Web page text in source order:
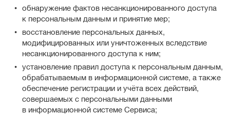
обнаружение фактов несанкционированного доступа
к персональным данным и принятие мер;
восстановление персональных данных,
модифицированных или уничтоженных вследствие
несанкционированного доступа к ним;
установление правил доступа к персональным данным,
обрабатываемым в информационной системе, а также
обеспечение регистрации и учёта всех действий,
совершаемых с персональными данными
в информационной системе Сервиса;